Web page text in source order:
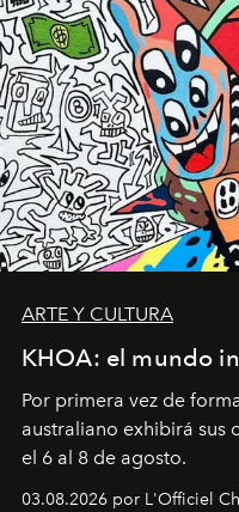
ARTE Y CULTURA
KHOA: el mundo
Por primera vez de
australiano exhibirá sus
el 6 al 8 de agosto.
03.08.2026 por L'Officiel